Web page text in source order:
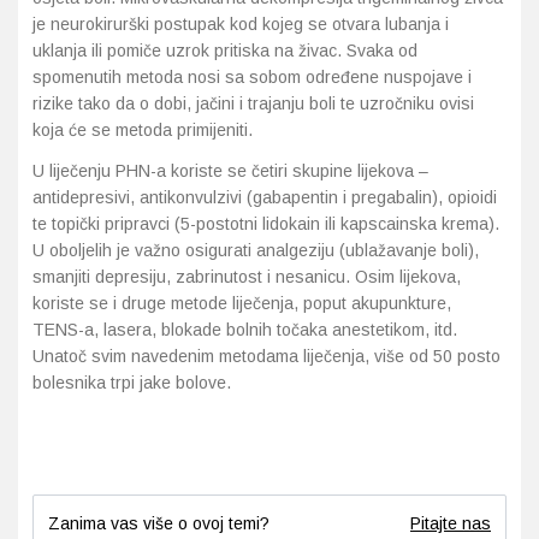
je neurokirurški postupak kod kojeg se otvara lubanja i
uklanja ili pomiče uzrok pritiska na živac. Svaka od
spomenutih metoda nosi sa sobom određene nuspojave i
rizike tako da o dobi, jačini i trajanju boli te uzročniku ovisi
koja će se metoda primijeniti.
U liječenju PHN-a koriste se četiri skupine lijekova –
antidepresivi, antikonvulzivi (gabapentin i pregabalin), opioidi
te topički pripravci (5-postotni lidokain ili kapscainska krema).
U oboljelih je važno osigurati analgeziju (ublažavanje boli),
smanjiti depresiju, zabrinutost i nesanicu. Osim lijekova,
koriste se i druge metode liječenja, poput akupunkture,
TENS-a, lasera, blokade bolnih točaka anestetikom, itd.
Unatoč svim navedenim metodama liječenja, više od 50 posto
bolesnika trpi jake bolove.
Zanima vas više o ovoj temi? Pitajte nas